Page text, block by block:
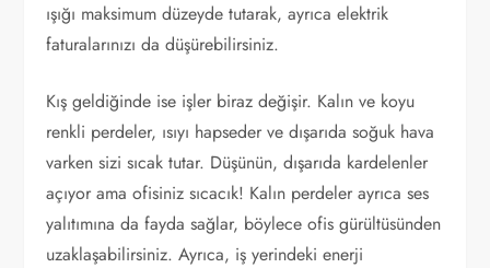
ışığı maksimum düzeyde tutarak, ayrıca elektrik
faturalarınızı da düşürebilirsiniz.
Kış geldiğinde ise işler biraz değişir. Kalın ve koyu
renkli perdeler, ısıyı hapseder ve dışarıda soğuk hava
varken sizi sıcak tutar. Düşünün, dışarıda kardelenler
açıyor ama ofisiniz sıcacık! Kalın perdeler ayrıca ses
yalıtımına da fayda sağlar, böylece ofis gürültüsünden
uzaklaşabilirsiniz. Ayrıca, iş yerindeki enerji